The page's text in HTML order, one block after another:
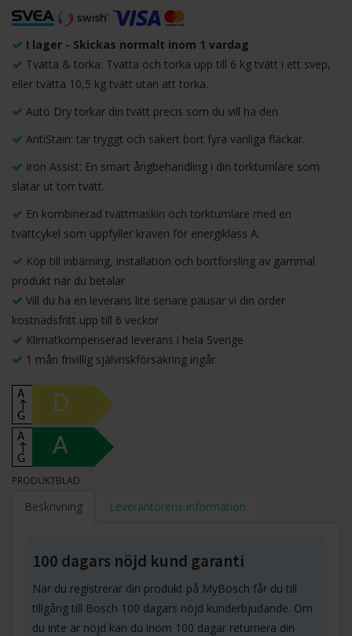
I lager - Skickas normalt inom 1 vardag
Tvätta & torka: Tvätta och torka upp till 6 kg tvätt i ett svep,
eller tvätta 10,5 kg tvätt utan att torka.
Auto Dry torkar din tvätt precis som du vill ha den
AntiStain: tar tryggt och säkert bort fyra vanliga fläckar.
Iron Assist: En smart ångbehandling i din torktumlare som
slätar ut torr tvätt.
En kombinerad tvättmaskin och torktumlare med en
tvättcykel som uppfyller kraven för energiklass A.
Köp till inbärning, installation och bortforsling av gammal
produkt när du betalar
Vill du ha en leverans lite senare pausar vi din order
kostnadsfritt upp till 6 veckor
Klimatkompenserad leverans i hela Sverige
1 mån frivillig självriskförsäkring ingår
A
↑
G
D
A
↑
G
A
PRODUKTBLAD
Beskrivning Leverantörens information
100 dagars nöjd kund garanti
När du registrerar din produkt på MyBosch får du till
tillgång till Bosch 100 dagars nöjd kunderbjudande. Om
du inte är nöjd kan du inom 100 dagar returnera din